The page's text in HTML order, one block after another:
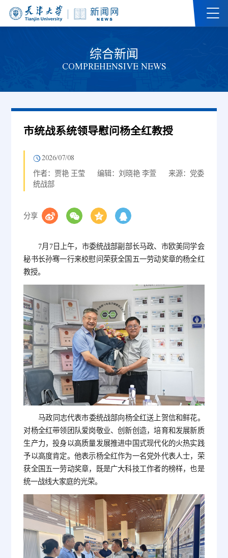
综合新闻
COMPREHENSIVE NEWS
市统战系统领导慰问杨全红教授
2026/07/08
作者：贾艳 王莹 编辑：刘晓艳 李萱
来源：党委
统战部
分享
7月7日上午，市委统战部副部长马政、市欧美同学会
秘书长孙骞一行来校慰问荣获全国五一劳动奖章的杨全红
教授。
马政同志代表市委统战部向杨全红送上贺信和鲜花。
对杨全红带领团队爱岗敬业、创新创造，培育和发展新质
生产力，投身以高质量发展推进中国式现代化的火热实践
予以高度肯定。他表示杨全红作为一名党外代表人士，荣
获全国五一劳动奖章，既是广大科技工作者的榜样，也是
统一战线大家庭的光荣。